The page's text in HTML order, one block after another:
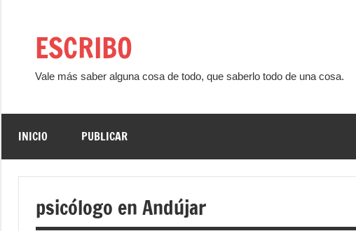
contenidoESCRIBO
Vale más saber alguna cosa de todo, que saberlo todo de una cosa.
INICIO PUBLICAR
psicólogo en Andújar